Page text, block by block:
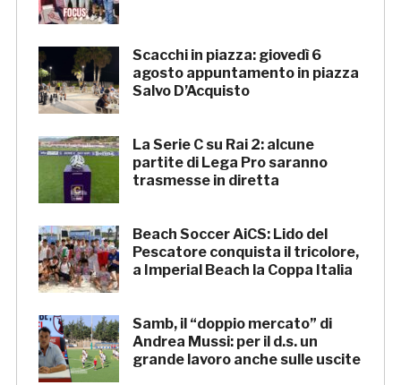
Scacchi in piazza: giovedì 6
agosto appuntamento in piazza
Salvo D’Acquisto
La Serie C su Rai 2: alcune
partite di Lega Pro saranno
trasmesse in diretta
Beach Soccer AiCS: Lido del
Pescatore conquista il tricolore,
a Imperial Beach la Coppa Italia
Samb, il “doppio mercato” di
Andrea Mussi: per il d.s. un
grande lavoro anche sulle uscite